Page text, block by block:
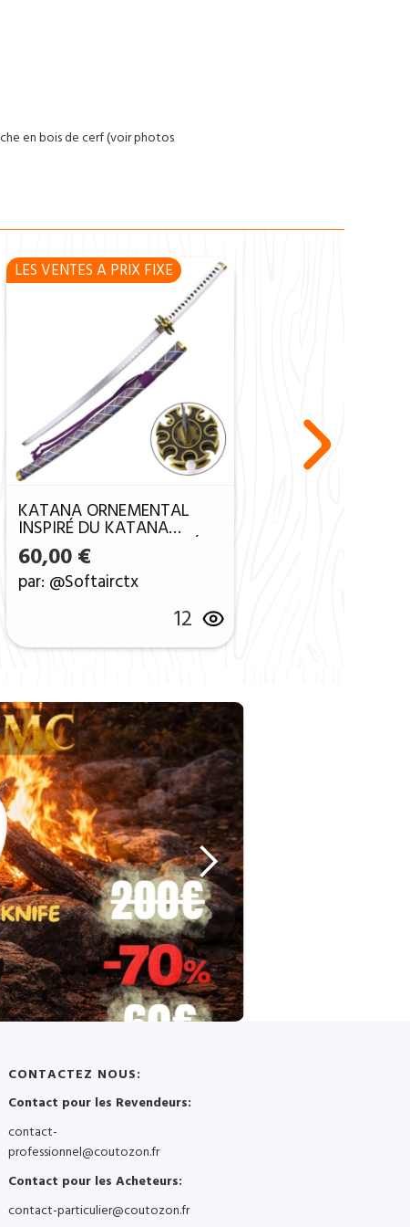
en bois de cerf (voir photos
LES VENTES A PRIX FIXE
KATANA ORNEMENTAL
INSPIRÉ DU KATANA
D’ISHIDA MASAMUNE SÉRIE
TOUKEN RANBU
60,00 €
par: @Softairctx
12
CONTACTEZ NOUS:
Contact pour les Revendeurs:
contact-
professionnel@coutozon.fr
Contact pour les Acheteurs:
contact-particulier@coutozon.fr